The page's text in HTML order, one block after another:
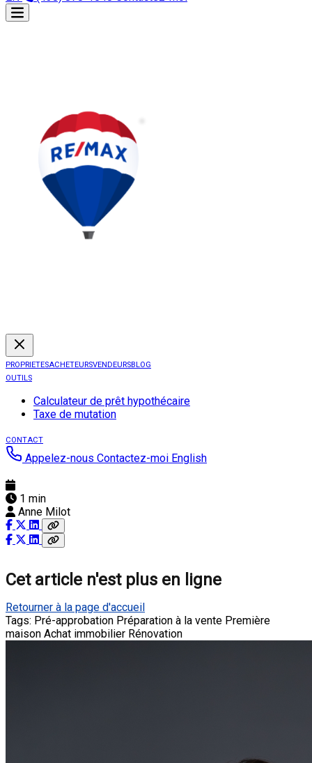
PROPRIETESACHETEURSVENDEURSBLOG
OUTILS
Calculateur de prêt hypothécaire
Taxe de mutation
CONTACT
Appelez-nous Contactez-moi English
1 min
Anne Milot
Cet article n'est plus en ligne
Retourner à la page d'accueil
Tags: Pré-approbation Préparation à la vente Première
maison Achat immobilier Rénovation